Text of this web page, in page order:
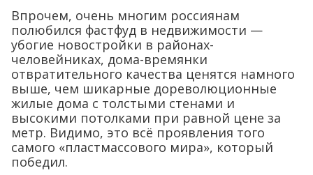
Впрочем, очень многим россиянам
полюбился фастфуд в недвижимости —
убогие новостройки в районах-
человейниках, дома-времянки
отвратительного качества ценятся намного
выше, чем шикарные дореволюционные
жилые дома с толстыми стенами и
высокими потолками при равной цене за
метр. Видимо, это всё проявления того
самого «пластмассового мира», который
победил.